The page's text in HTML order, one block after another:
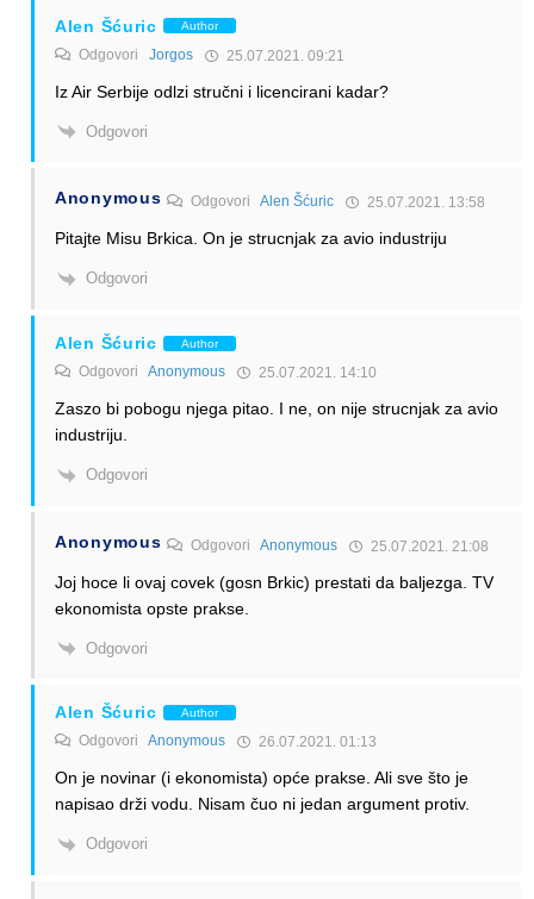
Alen Šćuric Author
Odgovori Jorgos 25.07.2021. 09:21
Iz Air Serbije odlzi stručni i licencirani kadar?
Odgovori
Anonymous OdgovoriAlen Šćuric 25.07.2021. 13:58
Pitajte Misu Brkica. On je strucnjak za avio industriju
Odgovori
Alen Šćuric Author
Odgovori Anonymous 25.07.2021. 14:10
Zaszo bi pobogu njega pitao. I ne, on nije strucnjak za avio
industriju.
Odgovori
Anonymous OdgovoriAnonymous 25.07.2021. 21:08
Joj hoce li ovaj covek (gosn Brkic) prestati da baljezga. TV
ekonomista opste prakse.
Odgovori
Alen Šćuric Author
Odgovori Anonymous 26.07.2021. 01:13
On je novinar (i ekonomista) opće prakse. Ali sve što je
napisao drži vodu. Nisam čuo ni jedan argument protiv.
Odgovori